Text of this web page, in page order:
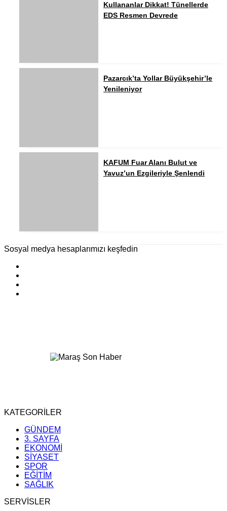
Kullananlar Dikkat! Tünellerde
EDS Resmen Devrede
Pazarcık’ta Yollar Büyükşehir’le
Yenileniyor
KAFUM Fuar Alanı Bulut ve
Yavuz’un Ezgileriyle Şenlendi
Sosyal medya hesaplarımızı keşfedin
KATEGORİLER
GÜNDEM
3. SAYFA
EKONOMİ
SİYASET
SPOR
EĞİTİM
SAĞLIK
SERVİSLER